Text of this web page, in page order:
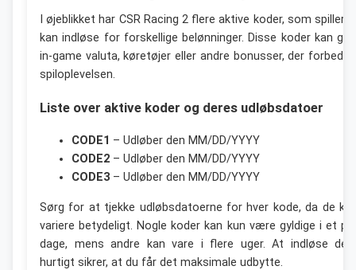
I øjeblikket har CSR Racing 2 flere aktive koder, som
kan indløse for forskellige belønninger. Disse koder kan
in-game valuta, køretøjer eller andre bonusser, der
spiloplevelsen.
Liste over aktive koder og deres udløbsdatoer
CODE1 – Udløber den MM/DD/YYYY
CODE2 – Udløber den MM/DD/YYYY
CODE3 – Udløber den MM/DD/YYYY
Sørg for at tjekke udløbsdatoerne for hver kode, da de
variere betydeligt. Nogle koder kan kun være gyldige i et
dage, mens andre kan vare i flere uger. At indløse
hurtigt sikrer, at du får det maksimale udbytte.